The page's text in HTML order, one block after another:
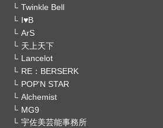
Twinkle Bell
I♥B
ArS
天上天下
Lancelot
RE：BERSERK
POP'N STAR
Alchemist
MG9
宇佐美芸能事務所